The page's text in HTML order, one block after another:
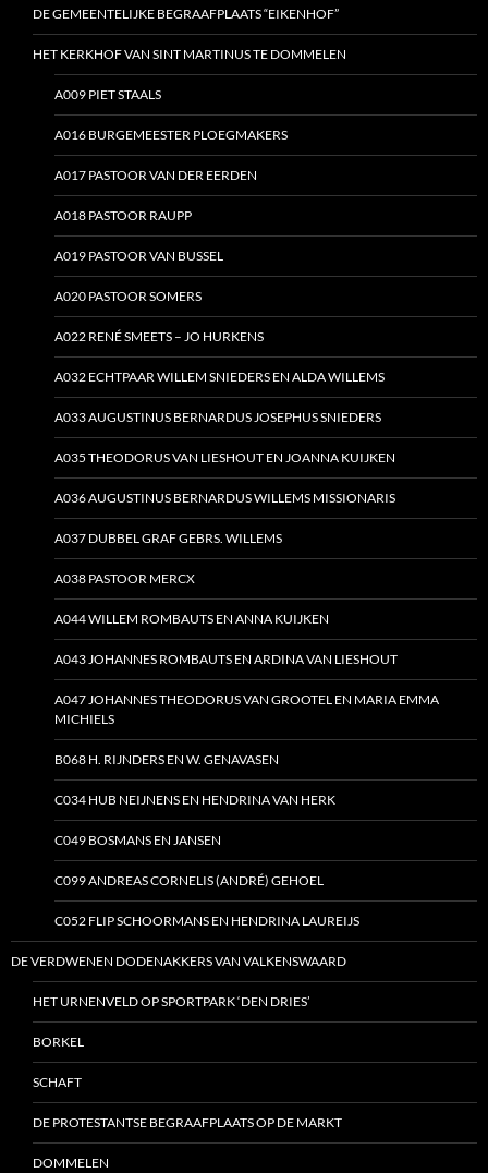
DE GEMEENTELIJKE BEGRAAFPLAATS “EIKENHOF”
HET KERKHOF VAN SINT MARTINUS TE DOMMELEN
A009 PIET STAALS
A016 BURGEMEESTER PLOEGMAKERS
A017 PASTOOR VAN DER EERDEN
A018 PASTOOR RAUPP
A019 PASTOOR VAN BUSSEL
A020 PASTOOR SOMERS
A022 RENÉ SMEETS – JO HURKENS
A032 ECHTPAAR WILLEM SNIEDERS EN ALDA WILLEMS
A033 AUGUSTINUS BERNARDUS JOSEPHUS SNIEDERS
A035 THEODORUS VAN LIESHOUT EN JOANNA KUIJKEN
A036 AUGUSTINUS BERNARDUS WILLEMS MISSIONARIS
A037 DUBBEL GRAF GEBRS. WILLEMS
A038 PASTOOR MERCX
A044 WILLEM ROMBAUTS EN ANNA KUIJKEN
A043 JOHANNES ROMBAUTS EN ARDINA VAN LIESHOUT
A047 JOHANNES THEODORUS VAN GROOTEL EN MARIA EMMA
MICHIELS
B068 H. RIJNDERS EN W. GENAVASEN
C034 HUB NEIJNENS EN HENDRINA VAN HERK
C049 BOSMANS EN JANSEN
C099 ANDREAS CORNELIS (ANDRÉ) GEHOEL
C052 FLIP SCHOORMANS EN HENDRINA LAUREIJS
DE VERDWENEN DODENAKKERS VAN VALKENSWAARD
HET URNENVELD OP SPORTPARK ‘DEN DRIES’
BORKEL
SCHAFT
DE PROTESTANTSE BEGRAAFPLAATS OP DE MARKT
DOMMELEN